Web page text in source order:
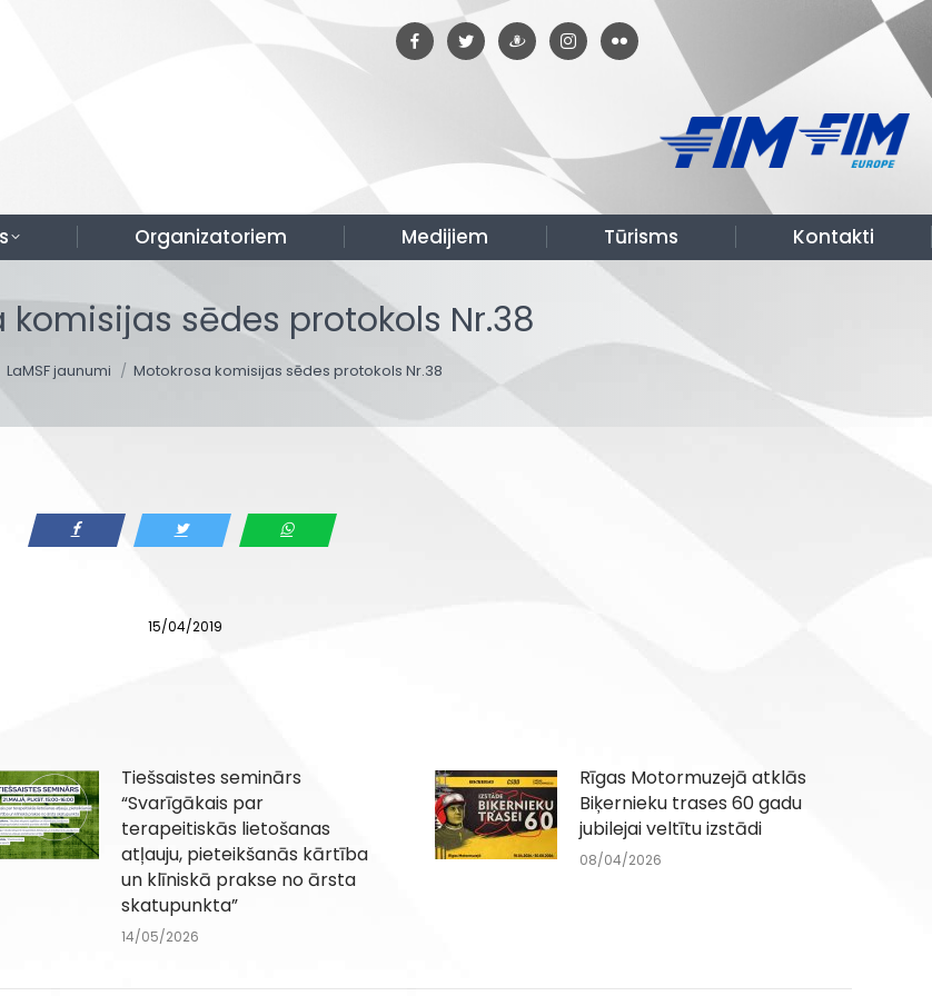
Organizatoriem Medijiem Tūrisms Kontakti
komisijas sēdes protokols Nr.38
LaMSF jaunumi Motokrosa komisijas sēdes protokols Nr.38
15/04/2019
Tiešsaistes seminārs
“Svarīgākais par
terapeitiskās lietošanas
atļauju, pieteikšanās kārtība
un klīniskā prakse no ārsta
skatupunkta”
14/05/2026
Rīgas Motormuzejā atklās
Biķernieku trases 60 gadu
jubilejai veltītu izstādi
08/04/2026